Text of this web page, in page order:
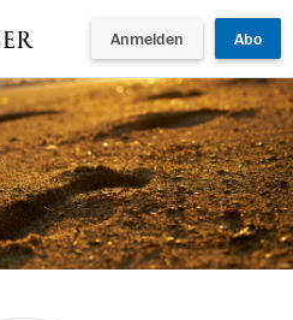
Anmelden Abo